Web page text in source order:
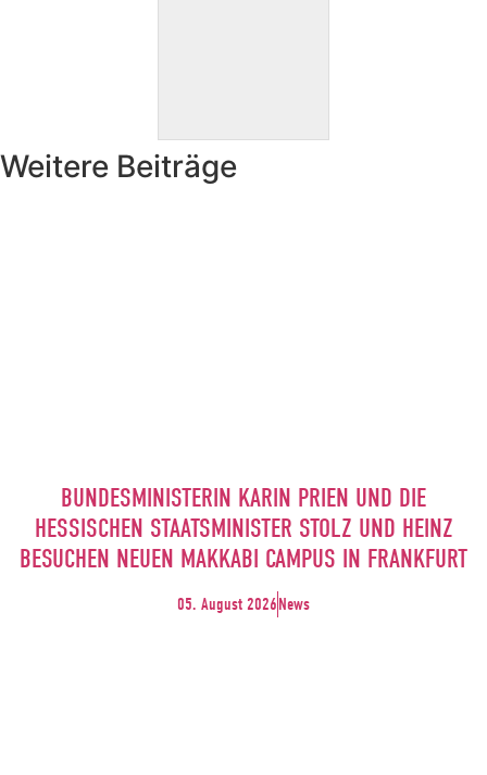
Weitere Beiträge
BUNDESMINISTERIN KARIN PRIEN UND DIE
HESSISCHEN STAATSMINISTER STOLZ UND HEINZ
BESUCHEN NEUEN MAKKABI CAMPUS IN FRANKFURT
05. August 2026News